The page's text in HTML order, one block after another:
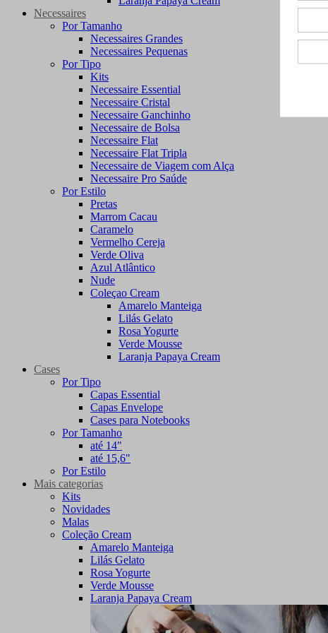
Necessaires
Por Tamanho
Necessaires Grandes
Necessaires Pequenas
Por Tipo
Kits
Necessaire Essential
Necessaire Cristal
Necessaire Ganchinho
Necessaire de Bolsa
Necessaire Flat
Necessaire Flat Tripla
Necessaire de Viagem com Alça
Necessaire Pro Saúde
Por Estilo
Pretas
Marrom Cacau
Caramelo
Vermelho Cereja
Verde Oliva
Azul Atlântico
Nude
Coleçao Cream
Amarelo Manteiga
Lilás Gelato
Rosa Yogurte
Verde Mousse
Laranja Papaya Cream
Cases
Por Tipo
Capas Essential
Capas Envelope
Cases para Notebooks
Por Tamanho
até 14"
até 15,6"
Por Estilo
Mais categorias
Kits
Novidades
Malas
Coleção Cream
Amarelo Manteiga
Lilás Gelato
Rosa Yogurte
Verde Mousse
Laranja Papaya Cream